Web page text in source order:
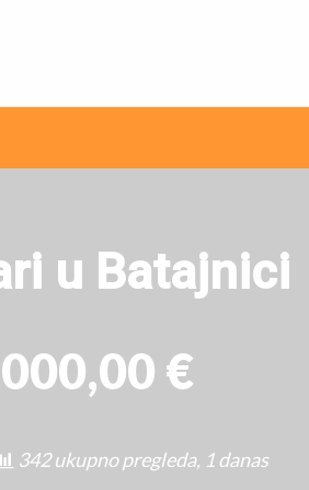
u Batajnici
€
342 ukupno pregleda, 1 danas